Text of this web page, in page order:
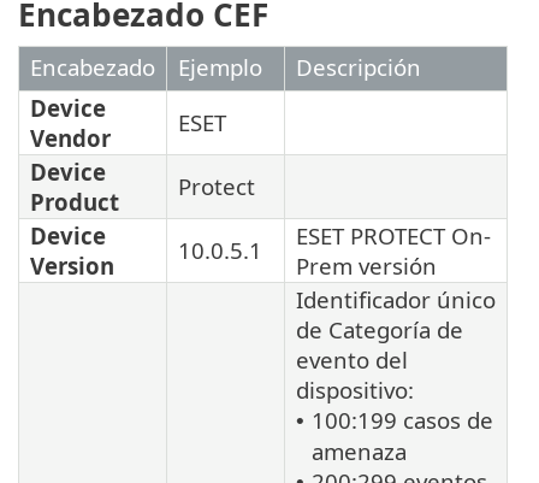
Encabezado CEF
Encabezado Ejemplo
Descripción
Device
Vendor
ESET
Device
Product
Protect
Device
Version
10.0.5.1
ESET PROTECT On-
Prem versión
Identificador único
de Categoría de
evento del
dispositivo:
• 100:199 casos de
amenaza